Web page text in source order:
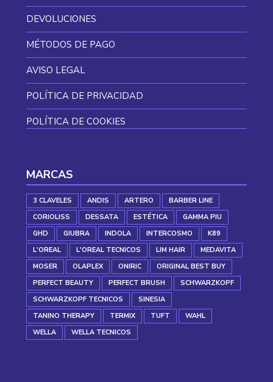
DEVOLUCIONES
MÉTODOS DE PAGO
AVISO LEGAL
POLÍTICA DE PRIVACIDAD
POLÍTICA DE COOKIES
MARCAS
3 CLAVELES ANDIS ARTERO
BARBER LINE
CORIOLISS
DESSATA ESTÉTICA
GAMMA PIU
GHD
GIUBRA INDOLA INTERCOSMO
K89
L'OREAL
L'OREAL TECNICOS LIM HAIR
MEDAVITA
MOSER
OLAPLEX ONIRIC
ORIGINAL BEST BUY
PERFECT BEAUTY
PERFECT BRUSH
SCHWARZKOPF
SCHWARZKOPF TECNICOS
SINESIA
TANINO THERAPY
TERMIX TUFT
WAHL
WELLA
WELLA TECNICOS